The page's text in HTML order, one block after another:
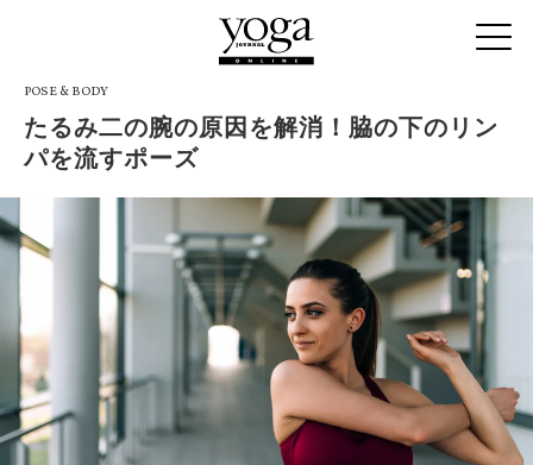
POSE & BODY
たるみ二の腕の原因を解消！脇の下のリン
パを流すポーズ